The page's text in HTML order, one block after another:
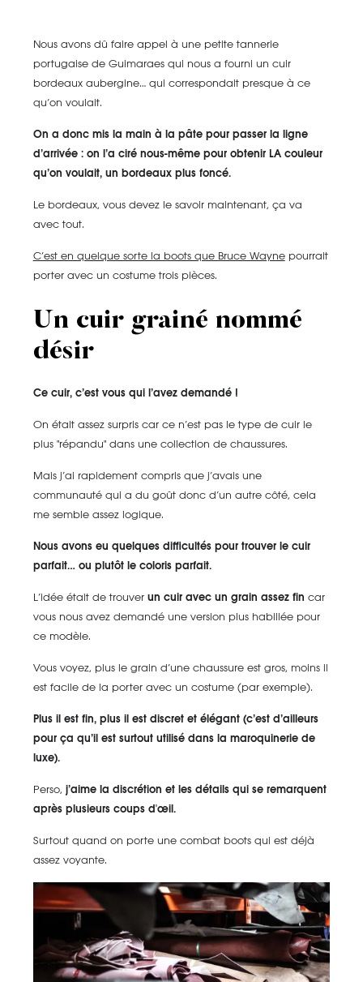
Un cuir grainé nommé
désir
Ce cuir, c’est vous qui l’avez demandé !
On était assez surpris car ce n’est pas le type de cuir le
plus "répandu" dans une collection de chaussures.
Mais j’ai rapidement compris que j’avais une
communauté qui a du goût donc d’un autre côté, cela
me semble assez logique.
Nous avons eu quelques difficultés pour trouver le cuir
parfait… ou plutôt le coloris parfait.
L’idée était de trouver un cuir avec un grain assez fin car
vous nous avez demandé une version plus habillée pour
ce modèle.
Vous voyez, plus le grain d’une chaussure est gros, moins il
est facile de la porter avec un costume (par exemple).
Plus il est fin, plus il est discret et élégant (c’est d’ailleurs
pour ça qu’il est surtout utilisé dans la maroquinerie de
luxe).
Perso, j’aime la discrétion et les détails qui se remarquent
après plusieurs coups d'œil.
Surtout quand on porte une combat boots qui est déjà
assez voyante.
Nous avons dû faire appel à une petite tannerie
portugaise de Guimaraes qui nous a fourni un cuir
bordeaux aubergine… qui correspondait presque à ce
qu’on voulait.
On a donc mis la main à la pâte pour passer la ligne
d’arrivée : on l’a ciré nous-même pour obtenir LA couleur
qu’on voulait, un bordeaux plus foncé.
Le bordeaux, vous devez le savoir maintenant, ça va
avec tout.
C’est en quelque sorte la boots que Bruce Waynepourrait
porter avec un costume trois pièces.